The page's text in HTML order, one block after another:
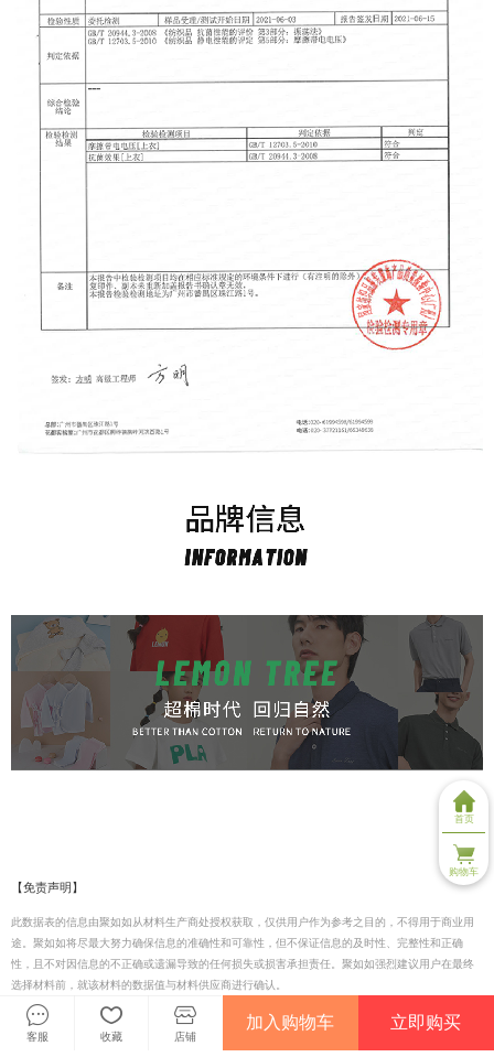
【免责声明】
此数据表的信息由聚如如从材料生产商处授权获取，仅供用户作为参考之目的，不得用于商业用
途。聚如如将尽最大努力确保信息的准确性和可靠性，但不保证信息的及时性、完整性和正确
性，且不对因信息的不正确或遗漏导致的任何损失或损害承担责任。聚如如强烈建议用户在最终
选择材料前，就该材料的数据值与材料供应商进行确认。
客服 收藏 店铺
加入购物车 立即购买
首页
购物车